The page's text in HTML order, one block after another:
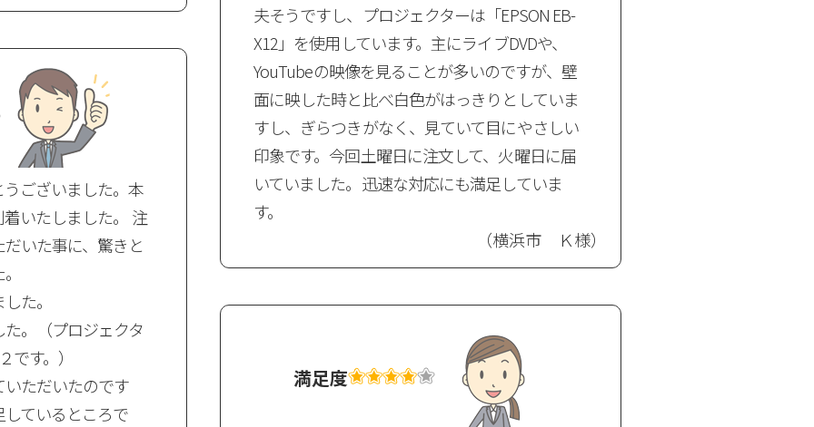
夫そうですし、プロジェクターは「EPSON EB-
X12」を使用しています。主にライブDVDや、
YouTubeの映像を見ることが多いのですが、壁
面に映した時と比べ白色がはっきりとしていま
すし、ぎらつきがなく、見ていて目にやさしい
印象です。今回土曜日に注文して、火曜日に届
いていました。迅速な対応にも満足していま
す。
（横浜市 Ｋ様）
ございました。本
いたしました。 注
いた事に、驚きと
た。
。（プロジェクタ
す。）
ただいたのです
ているところで
満足度